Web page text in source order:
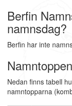
Berfin
namnsdag?
Berfin har inte
Nedan finns tabell
namntopparna